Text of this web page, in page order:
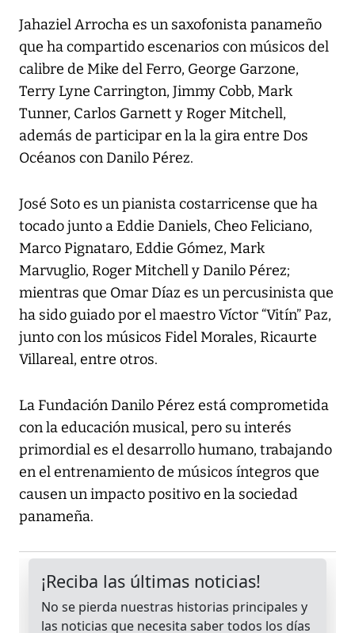
Jahaziel Arrocha es un saxofonista panameño
que ha compartido escenarios con músicos del
calibre de Mike del Ferro, George Garzone,
Terry Lyne Carrington, Jimmy Cobb, Mark
Tunner, Carlos Garnett y Roger Mitchell,
además de participar en la la gira entre Dos
Océanos con Danilo Pérez.
José Soto es un pianista costarricense que ha
tocado junto a Eddie Daniels, Cheo Feliciano,
Marco Pignataro, Eddie Gómez, Mark
Marvuglio, Roger Mitchell y Danilo Pérez;
mientras que Omar Díaz es un percusinista que
ha sido guiado por el maestro Víctor “Vitín” Paz,
junto con los músicos Fidel Morales, Ricaurte
Villareal, entre otros.
La Fundación Danilo Pérez está comprometida
con la educación musical, pero su interés
primordial es el desarrollo humano, trabajando
en el entrenamiento de músicos íntegros que
causen un impacto positivo en la sociedad
panameña.